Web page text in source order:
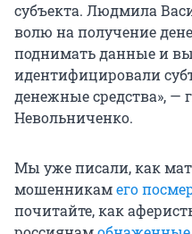
субъекта. Людмила
волю на получение
поднимать данные и
идентифицировали
денежные средства», —
Невольниченко.
Мы уже писали, как
мошенникамего
почитайте, как